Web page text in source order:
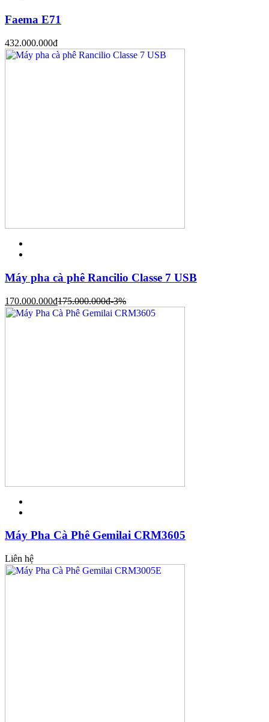
Faema E71
432.000.000đ
Máy pha cà phê Rancilio Classe 7 USB
170.000.000đ175.000.000đ-3%
Máy Pha Cà Phê Gemilai CRM3605
Liên hệ